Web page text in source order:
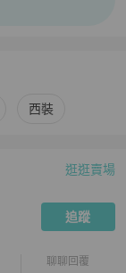
西裝
逛逛賣場
追蹤
聊聊回覆